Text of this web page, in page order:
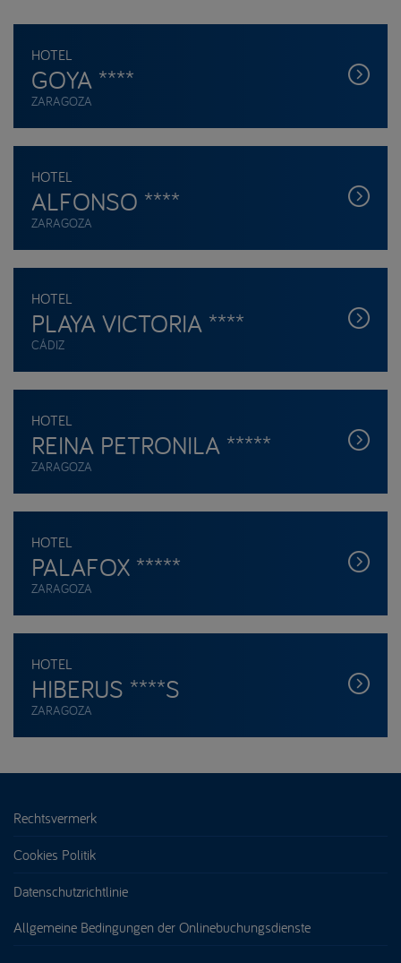
HOTEL
GOYA ****
ZARAGOZA
HOTEL
ALFONSO ****
ZARAGOZA
HOTEL
PLAYA VICTORIA ****
CÁDIZ
HOTEL
REINA PETRONILA *****
ZARAGOZA
HOTEL
PALAFOX *****
ZARAGOZA
HOTEL
HIBERUS ****S
ZARAGOZA
Rechtsvermerk
Cookies Politik
Datenschutzrichtlinie
Allgemeine Bedingungen der Onlinebuchungsdienste